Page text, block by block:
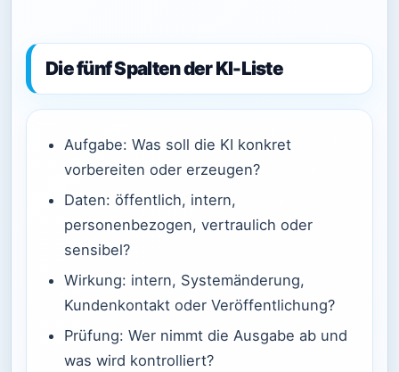
Die fünf Spalten der KI-Liste
Aufgabe: Was soll die KI konkret
vorbereiten oder erzeugen?
Daten: öffentlich, intern,
personenbezogen, vertraulich oder
sensibel?
Wirkung: intern, Systemänderung,
Kundenkontakt oder Veröffentlichung?
Prüfung: Wer nimmt die Ausgabe ab und
was wird kontrolliert?